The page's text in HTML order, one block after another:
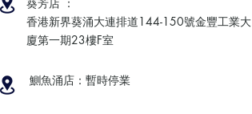
香港新界葵涌大連排道144-150號金豐工業大
廈第一期23樓F室
鰂魚涌店：暫時停業